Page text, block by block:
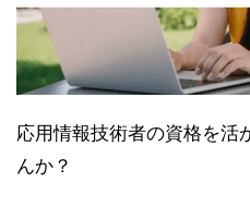
応用情報技術者の資格を活
んか？